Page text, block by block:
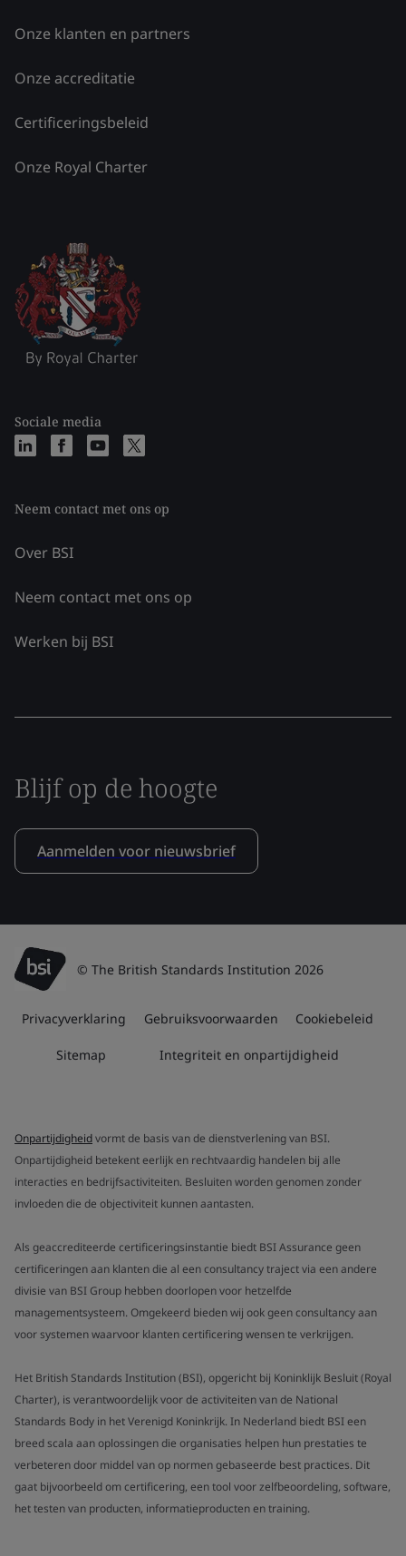
Onze klanten en partners
Onze accreditatie
Certificeringsbeleid
Onze Royal Charter
Sociale media
Neem contact met ons op
Over BSI
Neem contact met ons op
Werken bij BSI
Blijf op de hoogte
Aanmelden voor nieuwsbrief
© The British Standards Institution 2026
Privacyverklaring Gebruiksvoorwaarden Cookiebeleid
Sitemap Integriteit en onpartijdigheid
Onpartijdigheidvormt de basis van de dienstverlening van BSI.
Onpartijdigheid betekent eerlijk en rechtvaardig handelen bij alle
interacties en bedrijfsactiviteiten. Besluiten worden genomen zonder
invloeden die de objectiviteit kunnen aantasten.
Als geaccrediteerde certificeringsinstantie biedt BSI Assurance geen
certificeringen aan klanten die al een consultancy traject via een andere
divisie van BSI Group hebben doorlopen voor hetzelfde
managementsysteem. Omgekeerd bieden wij ook geen consultancy aan
voor systemen waarvoor klanten certificering wensen te verkrijgen.
Het British Standards Institution (BSI), opgericht bij Koninklijk Besluit (Royal
Charter), is verantwoordelijk voor de activiteiten van de National
Standards Body in het Verenigd Koninkrijk. In Nederland biedt BSI een
breed scala aan oplossingen die organisaties helpen hun prestaties te
verbeteren door middel van op normen gebaseerde best practices. Dit
gaat bijvoorbeeld om certificering, een tool voor zelfbeoordeling, software,
het testen van producten, informatieproducten en training.